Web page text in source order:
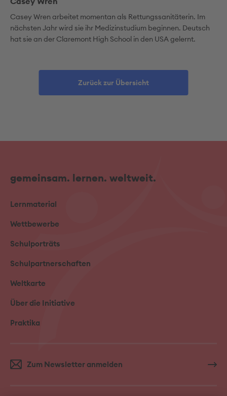
Casey Wren arbeitet momentan als Rettungssanitäterin. Im
nächsten Jahr wird sie ihr Medizinstudium beginnen. Deutsch
hat sie an der Claremont High School in den USA gelernt.
Zurück zur Übersicht
gemeinsam. lernen. weltweit.
Lernmaterial
Wettbewerbe
Schulporträts
Schulpartnerschaften
Weltkarte
Über die Initiative
Praktika
Zum Newsletter anmelden